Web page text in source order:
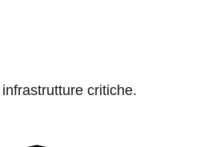
critiche.